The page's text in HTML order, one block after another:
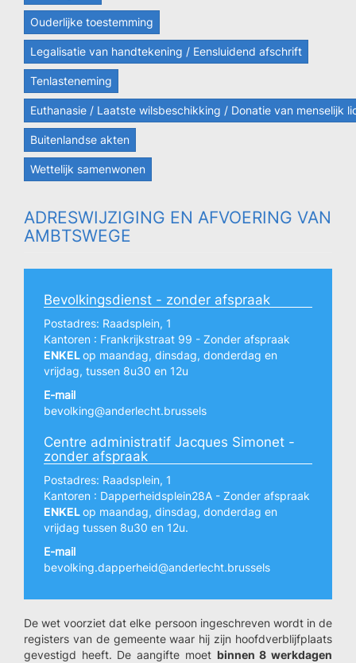
Ouderlijke toestemming
Legalisatie van handtekening / Eensluidend afschrift
Tenlasteneming
Euthanasie / Laatste wilsbeschikking / Donatie van menselijk
Buitenlandse akten
Wettelijk samenwonen
ADRESWIJZIGING EN AFVOERING VAN
AMBTSWEGE
Bevolkingsdienst - zonder afspraak
Postadres: Raadsplein, 1
Kantoren : Frankrijkstraat 99 - Zonder afspraak
ENKELop maandag, dinsdag, donderdag en
vrijdag, tussen 8u30 en 12u
E-mail
bevolking@anderlecht.brussels
Centre administratif Jacques Simonet -
zonder afspraak
Postadres: Raadsplein, 1
Kantoren : Dapperheidsplein28A - Zonder afspraak
ENKELop maandag, dinsdag, donderdag en
vrijdag tussen 8u30 en 12u.
E-mail
bevolking.dapperheid@anderlecht.brussels
De wet voorziet dat elke persoon ingeschreven wordt in de
registers van de gemeente waar hij zijn hoofdverblijfplaats
gevestigd heeft. De aangifte moet binnen 8 werkdagen